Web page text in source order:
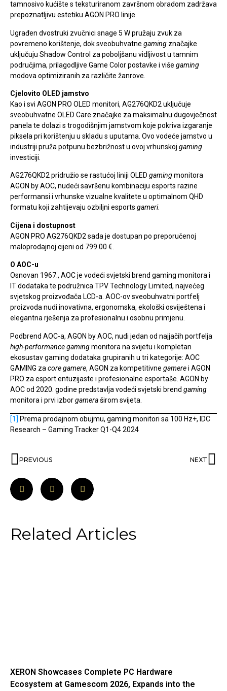
tamnosivo kućište s teksturiranom završnom obradom zadržava
prepoznatljivu estetiku AGON PRO linije.
Ugrađen dvostruki zvučnici snage 5 W pružaju zvuk za
povremeno korištenje, dok sveobuhvatne gaming značajke
uključuju Shadow Control za poboljšanu vidljivost u tamnim
područjima, prilagodljive Game Color postavke i više gaming
modova optimiziranih za različite žanrove.
Cjelovito OLED jamstvo
Kao i svi AGON PRO OLED monitori, AG276QKD2 uključuje
sveobuhvatne OLED Care značajke za maksimalnu dugovječnost
panela te dolazi s trogodišnjim jamstvom koje pokriva izgaranje
piksela pri korištenju u skladu s uputama. Ovo vodeće jamstvo u
industriji pruža potpunu bezbrižnost u ovoj vrhunskoj gaming
investiciji.
AG276QKD2 pridružio se rastućoj liniji OLED gamingmonitora
AGON by AOC, nudeći savršenu kombinaciju esports razine
performansi i vrhunske vizualne kvalitete u optimalnom QHD
formatu koji zahtijevaju ozbiljni esports gameri.
Cijena i dostupnost
AGON PRO AG276QKD2 sada je dostupan po preporučenoj
maloprodajnoj cijeni od 799.00 €.
O AOC-u
Osnovan 1967., AOC je vodeći svjetski brend gaming monitora i
IT dodataka te podružnica TPV Technology Limited, najvećeg
svjetskog proizvođača LCD-a. AOC-ov sveobuhvatni portfelj
proizvoda nudi inovativna, ergonomska, ekološki osviještena i
elegantna rješenja za profesionalnu i osobnu primjenu.
Podbrend AOC-a, AGON by AOC, nudi jedan od najjačih portfelja
high-performance gamingmonitora na svijetu i kompletan
ekosustav gaming dodataka grupiranih u tri kategorije: AOC
GAMING za core gamere, AGON za kompetitivne gamerei AGON
PRO za esport entuzijaste i profesionalne esportaše. AGON by
AOC od 2020. godine predstavlja vodeći svjetski brend gaming
monitora i prvi izborgameraširom svijeta.
[1] Prema prodajnom obujmu, gaming monitori sa 100 Hz+, IDC
Research – Gaming Tracker Q1-Q4 2024
PREVIOUS NEXT
Related Articles
XERON Showcases Complete PC Hardware
Ecosystem at Gamescom 2026, Expands into the